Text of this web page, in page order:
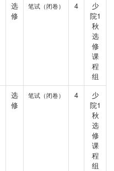
选
修
笔试（闭卷） 4
少
院1
秋
选
修
课
程
组
选
修
笔试（闭卷） 4
少
院1
秋
选
修
课
程
组